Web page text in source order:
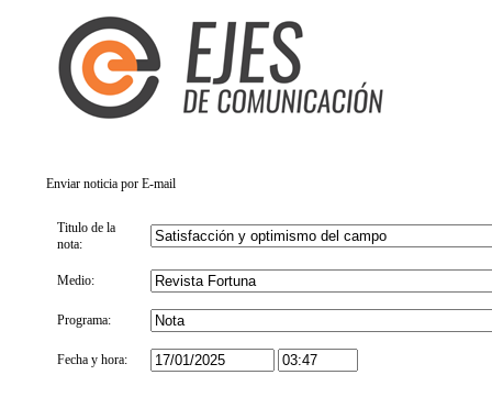
Enviar noticia por E-mail
Titulo de la
nota:
Medio:
Programa:
Fecha y hora: